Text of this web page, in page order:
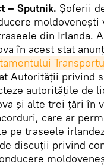
– Sputnik. Șoferii
moldovenești
din Irlanda.
în acest stat
Autorității privind
autoritățile de
și alte trei țări în
care ar
pe traseele
discuții privind